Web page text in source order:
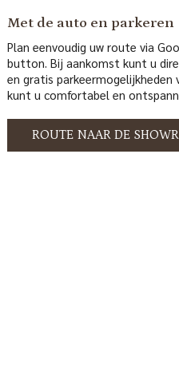
Met de auto en parkeren
Plan eenvoudig uw route via
button. Bij aankomst kunt u
en gratis
kunt u comfortabel en
ROUTE NAAR DE